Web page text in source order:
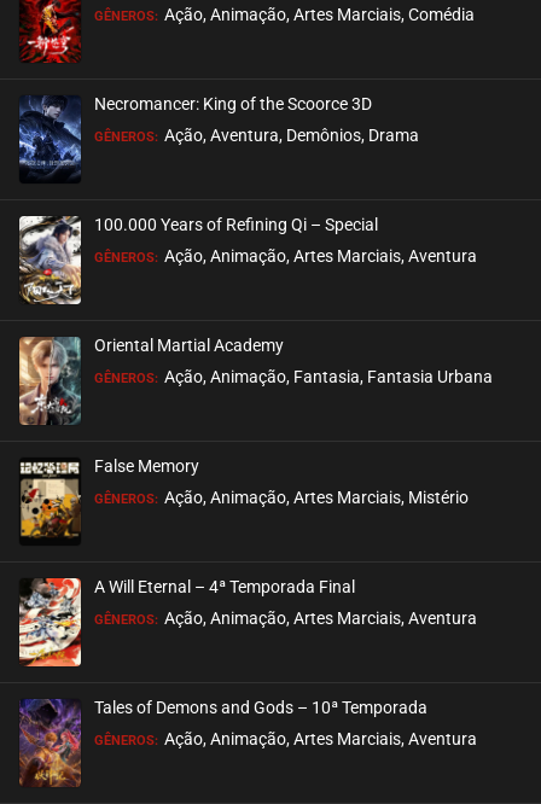
ASSISTIDO
GÊNEROS: Ação, Animação, Artes Marciais, Comédia
Necromancer: King of the Scoorce 3D
GÊNEROS: Ação, Aventura, Demônios, Drama
100.000 Years of Refining Qi – Special
GÊNEROS: Ação, Animação, Artes Marciais, Aventura
Oriental Martial Academy
GÊNEROS: Ação, Animação, Fantasia, Fantasia Urbana
False Memory
GÊNEROS: Ação, Animação, Artes Marciais, Mistério
A Will Eternal – 4ª Temporada Final
GÊNEROS: Ação, Animação, Artes Marciais, Aventura
Tales of Demons and Gods – 10ª Temporada
GÊNEROS: Ação, Animação, Artes Marciais, Aventura